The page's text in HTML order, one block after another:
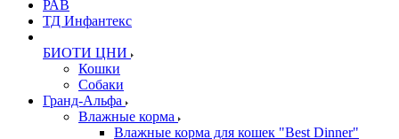
РАВ
ТД Инфантекс
БИОТИ ЦНИ
Кошки
Собаки
Гранд-Альфа
Влажные корма
Влажные корма для кошек "Best Dinner"